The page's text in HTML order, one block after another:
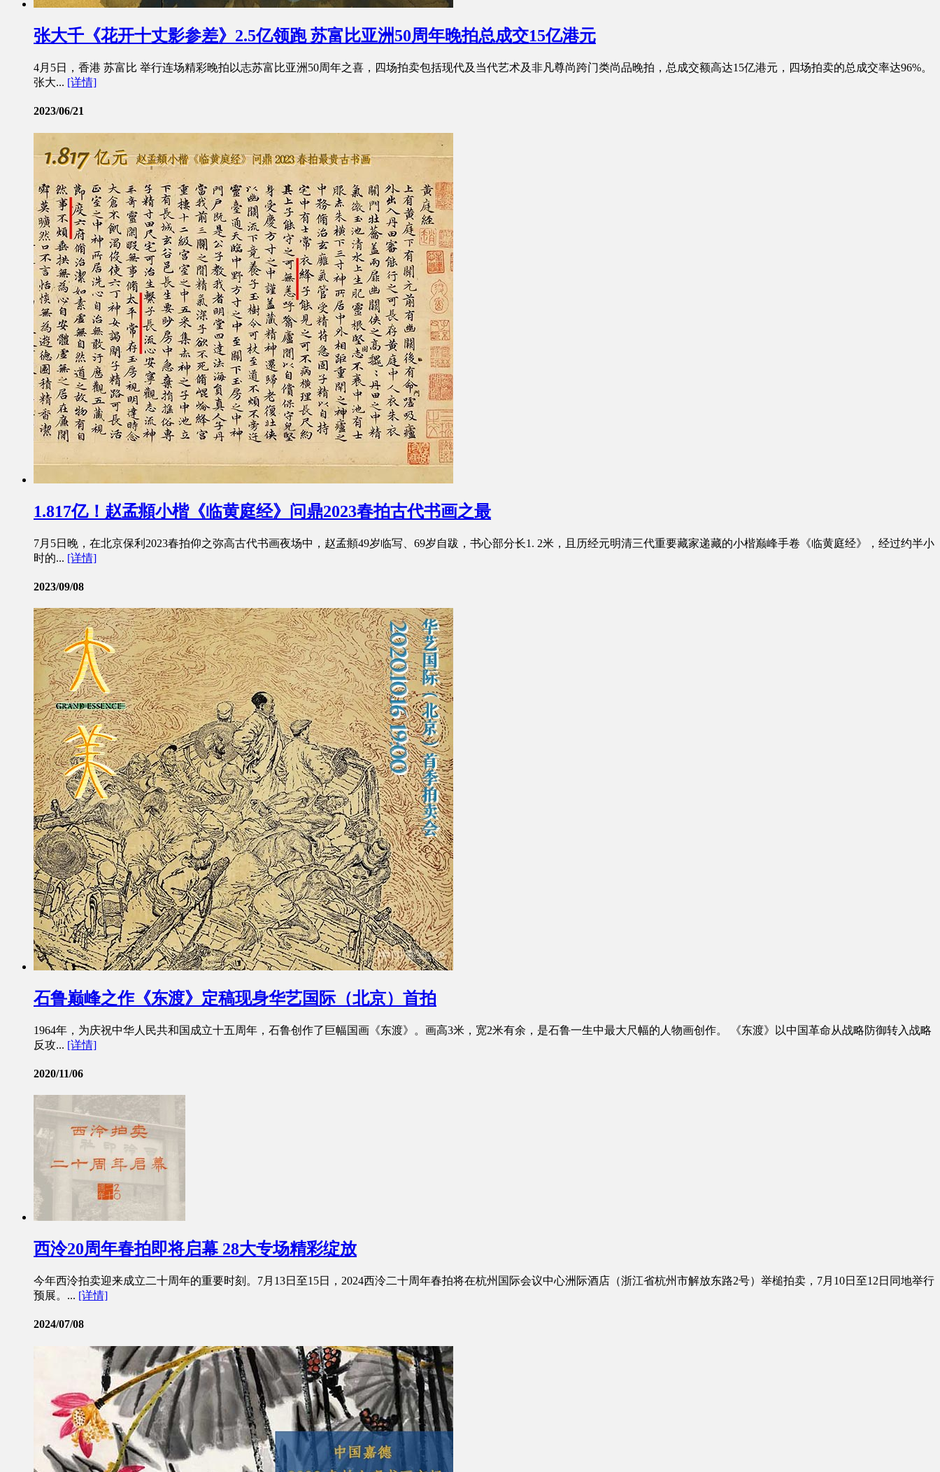
张大千《花开十丈影参差》2.5亿领跑 苏富比亚洲50周年晚拍总成交15亿港元
4月5日，香港 苏富比 举行连场精彩晚拍以志苏富比亚洲50周年之喜，四场拍卖包括现代及当代艺术及非凡尊尚跨门类尚品晚拍，总成交额高达15亿港元，四场拍卖的总成交率达96%。
张大... [详情]
2023/06/21
1.817亿！赵孟頫小楷《临黄庭经》问鼎2023春拍古代书画之最
7月5日晚，在北京保利2023春拍仰之弥高古代书画夜场中，赵孟頫49岁临写、69岁自跋，书心部分长1. 2米，且历经元明清三代重要藏家递藏的小楷巅峰手卷《临黄庭经》，经过约半小
时的... [详情]
2023/09/08
石鲁巅峰之作《东渡》定稿现身华艺国际（北京）首拍
1964年，为庆祝中华人民共和国成立十五周年，石鲁创作了巨幅国画《东渡》。画高3米，宽2米有余，是石鲁一生中最大尺幅的人物画创作。 《东渡》以中国革命从战略防御转入战略
反攻... [详情]
2020/11/06
西泠20周年春拍即将启幕 28大专场精彩绽放
今年西泠拍卖迎来成立二十周年的重要时刻。7月13日至15日，2024西泠二十周年春拍将在杭州国际会议中心洲际酒店（浙江省杭州市解放东路2号）举槌拍卖，7月10日至12日同地举行
预展。... [详情]
2024/07/08